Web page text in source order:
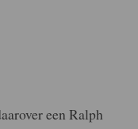
een Ralph